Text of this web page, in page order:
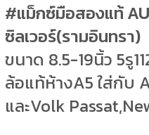
#แม็กซ์มือสองแท้
ซิลเวอร์(รามอินทรา)
ขนาด 8.5-19นิ้ว 5รู
ล้อแท้ห้างA5 ใส่กับ
และVolk